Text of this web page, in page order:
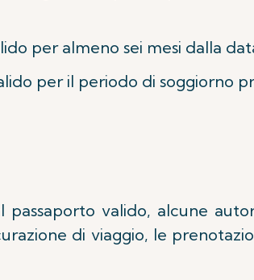
per almeno sei mesi dalla
per il periodo di soggiorno
valido, alcune
di viaggio, le